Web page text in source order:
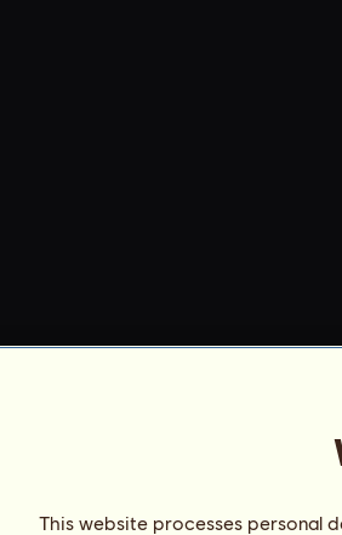
This website processes personal